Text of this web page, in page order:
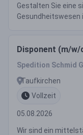
Gestalten Sie eine
Gesundheitswesen
Disponent (m/w/
Spedition Schmid
Taufkirchen
Vollzeit
05.08.2026
Wir sind ein